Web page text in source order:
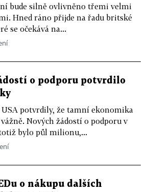
bude silně ovlivněno třemi velmi
Hned ráno přijde na řadu britské
se očekává na...
o podporu potvrdilo
potvrdily, že tamní ekonomika
Nových žádostí o podporu v
bylo půl milionu,...
o nákupu dalších